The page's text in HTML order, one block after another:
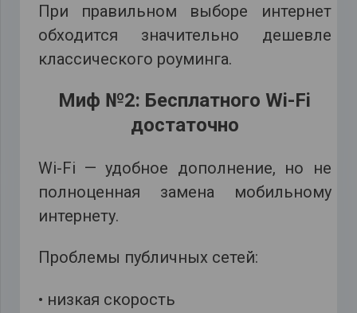
При правильном выборе интернет
обходится значительно дешевле
классического роуминга.
Миф №2: Бесплатного Wi-Fi
достаточно
Wi-Fi — удобное дополнение, но не
полноценная замена мобильному
интернету.
Проблемы публичных сетей:
• низкая скорость